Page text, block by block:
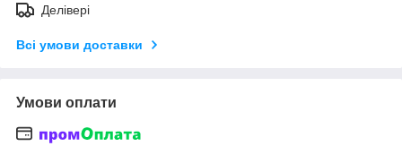
Делівері
Всі умови доставки
Умови оплати